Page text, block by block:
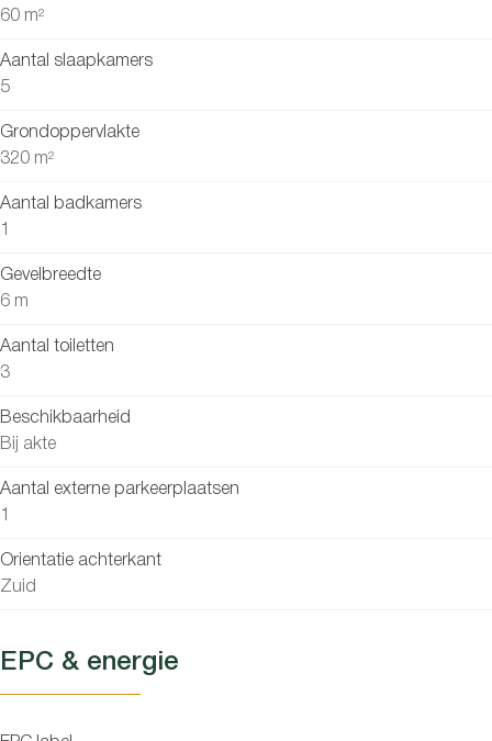
60 m²
Aantal slaapkamers
5
Grondoppervlakte
320 m²
Aantal badkamers
Gevelbreedte
6 m
Aantal toiletten
3
Beschikbaarheid
Bij akte
Aantal externe parkeerplaatsen
Orientatie achterkant
Zuid
EPC & energie